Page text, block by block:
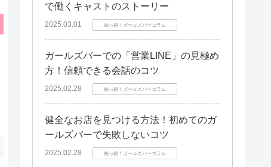
で働くキャストのストーリー
2025.03.01 知っ得！ガールズバーコラム
ガールズバーでの「営業LINE」の見極め
方！信頼できる会話のコツ
2025.02.28 知っ得！ガールズバーコラム
健全なお店を見つける方法！初めてのガ
ールズバーで失敗しないコツ
2025.02.28 知っ得！ガールズバーコラム